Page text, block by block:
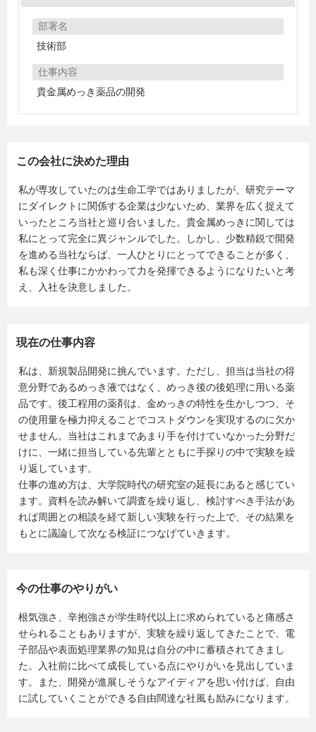
部署名
技術部
仕事内容
貴金属めっき薬品の開発
この会社に決めた理由
私が専攻していたのは生命工学ではありましたが、研究テーマ
にダイレクトに関係する企業は少ないため、業界を広く捉えて
いったところ当社と巡り合いました。貴金属めっきに関しては
私にとって完全に異ジャンルでした。しかし、少数精鋭で開発
を進める当社ならば、一人ひとりにとってできることが多く、
私も深く仕事にかかわって力を発揮できるようになりたいと考
え、入社を決意しました。
現在の仕事内容
私は、新規製品開発に挑んでいます。ただし、担当は当社の得
意分野であるめっき液ではなく、めっき後の後処理に用いる薬
品です。後工程用の薬剤は、金めっきの特性を生かしつつ、そ
の使用量を極力抑えることでコストダウンを実現するのに欠か
せません。当社はこれまであまり手を付けていなかった分野だ
けに、一緒に担当している先輩とともに手探りの中で実験を繰
り返しています。
仕事の進め方は、大学院時代の研究室の延長にあると感じてい
ます。資料を読み解いて調査を繰り返し、検討すべき手法があ
れば周囲との相談を経て新しい実験を行った上で、その結果を
もとに議論して次なる検証につなげていきます。
今の仕事のやりがい
根気強さ、辛抱強さが学生時代以上に求められていると痛感さ
せられることもありますが、実験を繰り返してきたことで、電
子部品や表面処理業界の知見は自分の中に蓄積されてきまし
た。入社前に比べて成長している点にやりがいを見出していま
す。また、開発が進展しそうなアイディアを思い付けば、自由
に試していくことができる自由闊達な社風も励みになります。